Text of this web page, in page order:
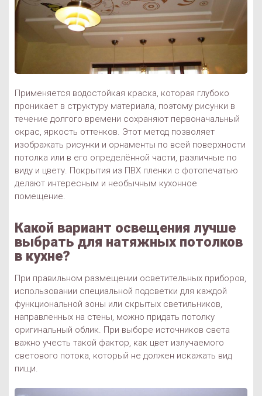
Применяется водостойкая краска, которая глубоко
проникает в структуру материала, поэтому рисунки в
течение долгого времени сохраняют первоначальный
окрас, яркость оттенков. Этот метод позволяет
изображать рисунки и орнаменты по всей поверхности
потолка или в его определённой части, различные по
виду и цвету. Покрытия из ПВХ пленки с фотопечатью
делают интересным и необычным кухонное
помещение.
Какой вариант освещения лучше
выбрать для натяжных потолков
в кухне?
При правильном размещении осветительных приборов,
использовании специальной подсветки для каждой
функциональной зоны или скрытых светильников,
направленных на стены, можно придать потолку
оригинальный облик. При выборе источников света
важно учесть такой фактор, как цвет излучаемого
светового потока, который не должен искажать вид
пищи.